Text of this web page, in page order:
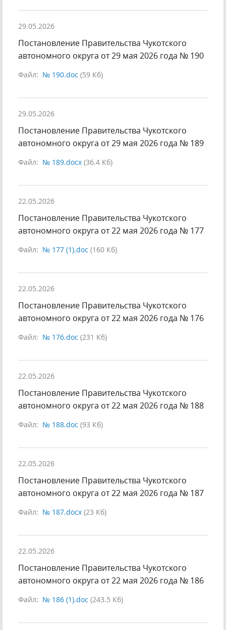
29.05.2026
Постановление Правительства Чукотского
автономного округа от 29 мая 2026 года № 190
Файл: № 190.doc (59 Кб)
29.05.2026
Постановление Правительства Чукотского
автономного округа от 29 мая 2026 года № 189
Файл: № 189.docx (36.4 Кб)
22.05.2026
Постановление Правительства Чукотского
автономного округа от 22 мая 2026 года № 177
Файл: № 177 (1).doc (160 Кб)
22.05.2026
Постановление Правительства Чукотского
автономного округа от 22 мая 2026 года № 176
Файл: № 176.doc (231 Кб)
22.05.2026
Постановление Правительства Чукотского
автономного округа от 22 мая 2026 года № 188
Файл: № 188.doc (93 Кб)
22.05.2026
Постановление Правительства Чукотского
автономного округа от 22 мая 2026 года № 187
Файл: № 187.docx (23 Кб)
22.05.2026
Постановление Правительства Чукотского
автономного округа от 22 мая 2026 года № 186
Файл: № 186 (1).doc (243.5 Кб)